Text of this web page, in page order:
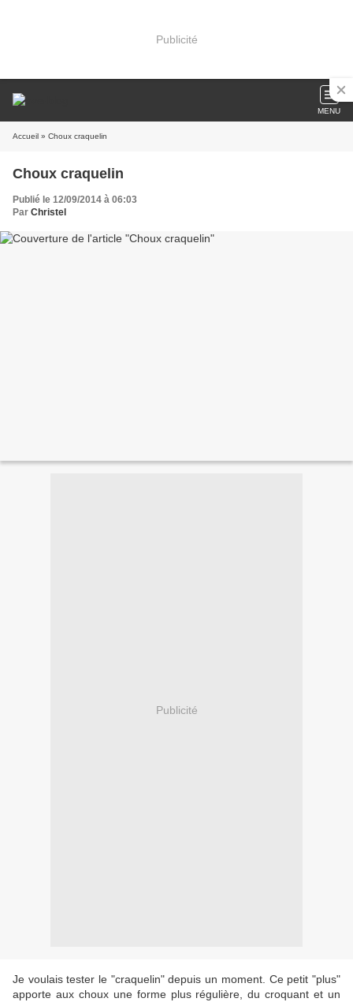
Publicité
MENU
Accueil » Choux craquelin
Choux craquelin
Publié le 12/09/2014 à 06:03
Par Christel
Publicité
Je voulais tester le "craquelin" depuis un moment. Ce petit "plus"
apporte aux choux une forme plus régulière, du croquant et un